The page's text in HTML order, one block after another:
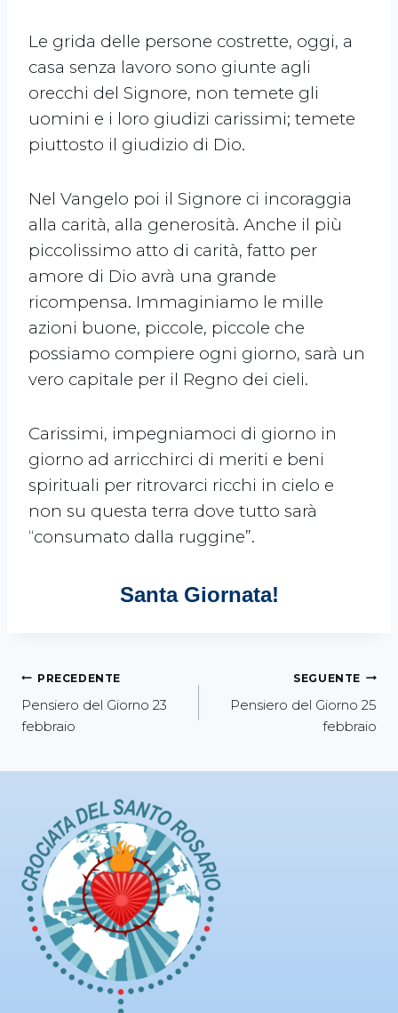
Le grida delle persone costrette, oggi, a
casa senza lavoro sono giunte agli
orecchi del Signore, non temete gli
uomini e i loro giudizi carissimi; temete
piuttosto il giudizio di Dio.
Nel Vangelo poi il Signore ci incoraggia
alla carità, alla generosità. Anche il più
piccolissimo atto di carità, fatto per
amore di Dio avrà una grande
ricompensa. Immaginiamo le mille
azioni buone, piccole, piccole che
possiamo compiere ogni giorno, sarà un
vero capitale per il Regno dei cieli.
Carissimi, impegniamoci di giorno in
giorno ad arricchirci di meriti e beni
spirituali per ritrovarci ricchi in cielo e
non su questa terra dove tutto sarà
“consumato dalla ruggine”.
Santa Giornata!
PRECEDENTE
Pensiero del Giorno 23
febbraio
SEGUENTE
Pensiero del Giorno 25
febbraio